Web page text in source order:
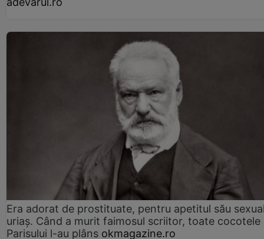
Era adorat de prostituate, pentru apetitul său
uriaș. Când a murit faimosul scriitor, toate cocotele
Parisului l-au plâns okmagazine.ro